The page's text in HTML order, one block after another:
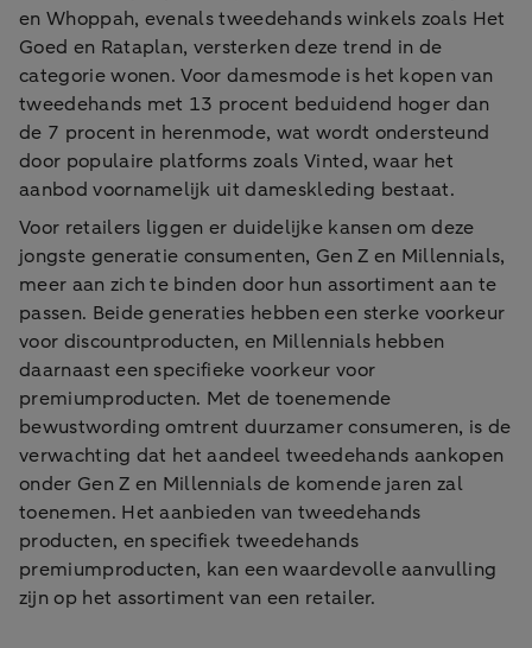
en Whoppah, evenals tweedehands winkels zoals Het
Goed en Rataplan, versterken deze trend in de
categorie wonen. Voor damesmode is het kopen van
tweedehands met 13 procent beduidend hoger dan
de 7 procent in herenmode, wat wordt ondersteund
door populaire platforms zoals Vinted, waar het
aanbod voornamelijk uit dameskleding bestaat.
Voor retailers liggen er duidelijke kansen om deze
jongste generatie consumenten, Gen Z en Millennials,
meer aan zich te binden door hun assortiment aan te
passen. Beide generaties hebben een sterke voorkeur
voor discountproducten, en Millennials hebben
daarnaast een specifieke voorkeur voor
premiumproducten. Met de toenemende
bewustwording omtrent duurzamer consumeren, is de
verwachting dat het aandeel tweedehands aankopen
onder Gen Z en Millennials de komende jaren zal
toenemen. Het aanbieden van tweedehands
producten, en specifiek tweedehands
premiumproducten, kan een waardevolle aanvulling
zijn op het assortiment van een retailer.